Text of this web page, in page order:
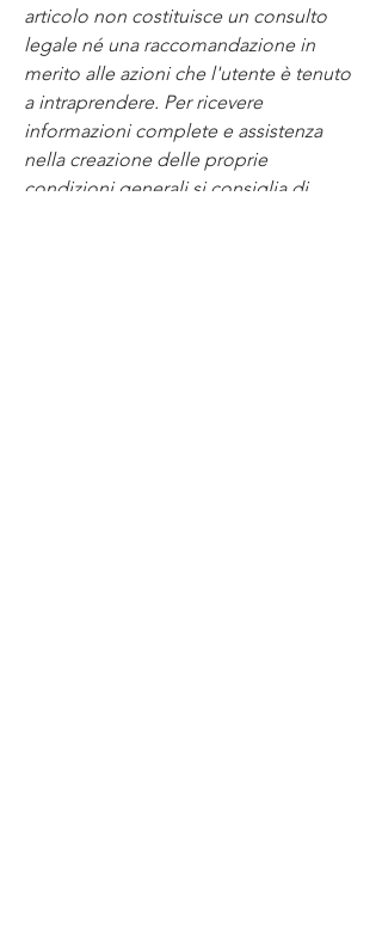
articolo non costituisce un consulto
legale né una raccomandazione in
merito alle azioni che l'utente è tenuto
a intraprendere. Per ricevere
informazioni complete e assistenza
nella creazione delle proprie
condizioni generali si consiglia di